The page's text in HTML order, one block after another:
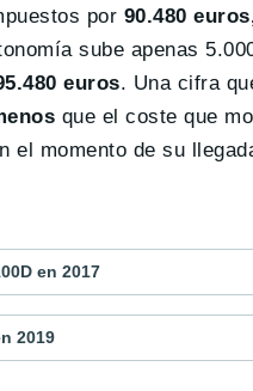
por 90.480
sube apenas
euros. Una cifra
que el coste que
el momento de su
en 2017
2019